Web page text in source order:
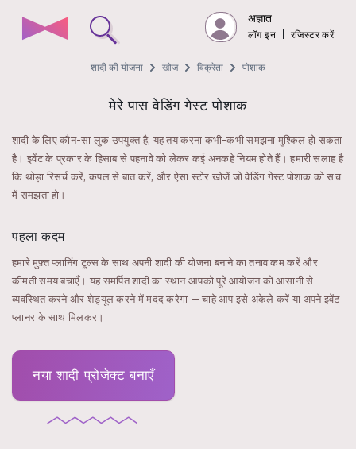
अज्ञात
लॉग इन रजिस्टर करें
शादी की योजना खोज विक्रेता पोशाक
मेरे पास वेडिंग गेस्ट पोशाक
शादी के लिए कौन-सा लुक उपयुक्त है, यह तय करना कभी-कभी समझना मुश्किल हो सकता
है। इवेंट के प्रकार के हिसाब से पहनावे को लेकर कई अनकहे नियम होते हैं। हमारी सलाह है
कि थोड़ा रिसर्च करें, कपल से बात करें, और ऐसा स्टोर खोजें जो वेडिंग गेस्ट पोशाक को सच
में समझता हो।
पहला कदम
हमारे मुफ़्त प्लानिंग टूल्स के साथ अपनी शादी की योजना बनाने का तनाव कम करें और
कीमती समय बचाएँ। यह समर्पित शादी का स्थान आपको पूरे आयोजन को आसानी से
व्यवस्थित करने और शेड्यूल करने में मदद करेगा — चाहे आप इसे अकेले करें या अपने इवेंट
प्लानर के साथ मिलकर।
नया शादी प्रोजेक्ट बनाएँ